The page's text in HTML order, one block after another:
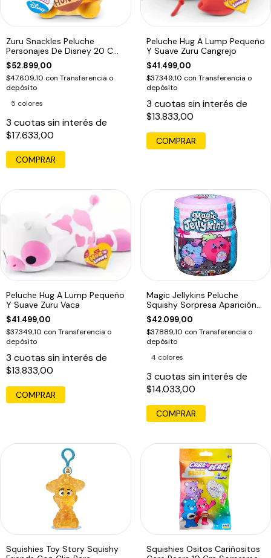
Zuru Snackles Peluche
Personajes De Disney 20 Cm
Winnie The Poo
$52.899,00
$47.609,10 con Transferencia o
depósito
5 colores
3 cuotas sin interés de
$17.633,00
COMPRAR
Peluche Hug A Lump Pequeño
Y Suave Zuru Cangrejo
$41.499,00
$37.349,10 con Transferencia o
depósito
3 cuotas sin interés de
$13.833,00
Peluche Hug A Lump Pequeño
Y Suave Zuru Vaca
$41.499,00
$37.349,10 con Transferencia o
depósito
3 cuotas sin interés de
$13.833,00
Magic Jellykins Peluche
Squishy Sorpresa Aparición
Mágica Tapa Violeta
$42.099,00
$37.889,10 con Transferencia o
depósito
4 colores
3 cuotas sin interés de
$14.033,00
COMPRAR
Squishies Toy Story Squishy
Squishies Ositos Cariñositos